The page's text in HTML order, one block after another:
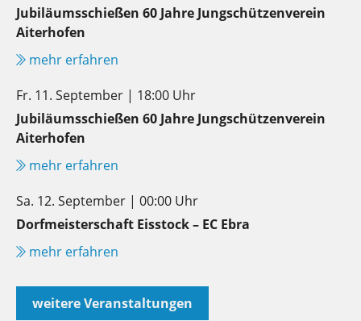
Jubiläumsschießen 60 Jahre Jungschützenverein
Aiterhofen
mehr erfahren
Fr. 11. September | 18:00 Uhr
Jubiläumsschießen 60 Jahre Jungschützenverein
Aiterhofen
mehr erfahren
Sa. 12. September | 00:00 Uhr
Dorfmeisterschaft Eisstock – EC Ebra
mehr erfahren
weitere Veranstaltungen